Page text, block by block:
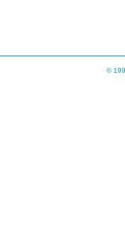
©